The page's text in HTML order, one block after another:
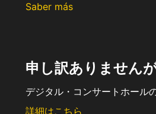
Saber más
申し訳ありません
デジタル・コンサートホール
詳細はこちら